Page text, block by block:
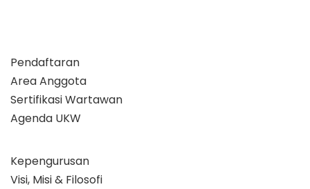
Pendaftaran
Area Anggota
Sertifikasi Wartawan
Agenda UKW
Kepengurusan
Visi, Misi & Filosofi